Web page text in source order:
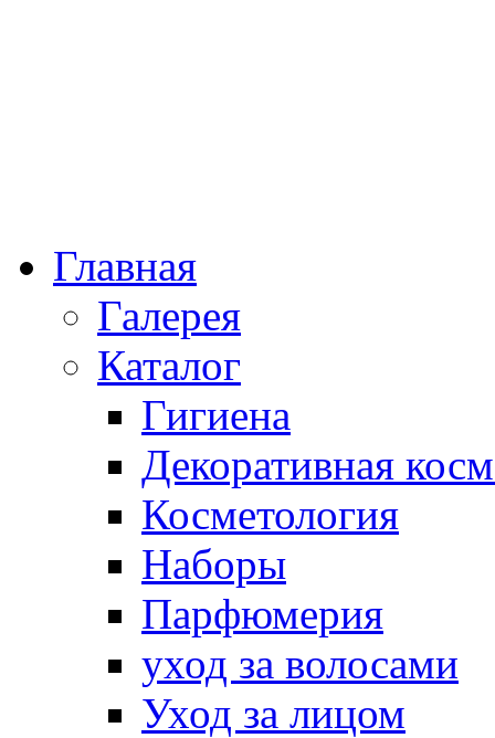
Главная
Галерея
Каталог
Гигиена
Декоративная
Косметология
Наборы
Парфюмерия
уход за волосами
Уход за лицом